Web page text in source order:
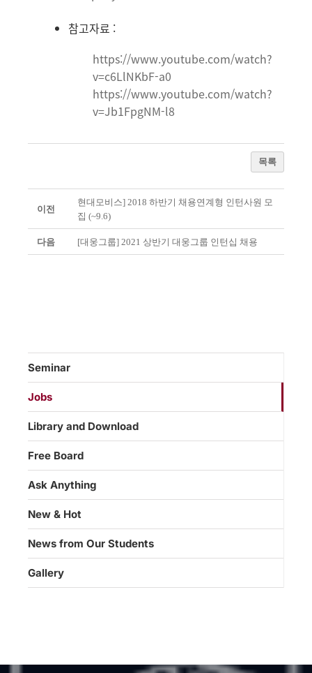
참고자료 :
https://www.youtube.com/watch?
v=c6LlNKbF-a0
https://www.youtube.com/watch?
v=Jb1FpgNM-l8
목록
이전
현대모비스] 2018 하반기 채용연계형 인턴사원 모
집 (~9.6)
다음 [대웅그룹] 2021 상반기 대웅그룹 인턴십 채용
Seminar
Jobs
Library and Download
Free Board
Ask Anything
New & Hot
News from Our Students
Gallery